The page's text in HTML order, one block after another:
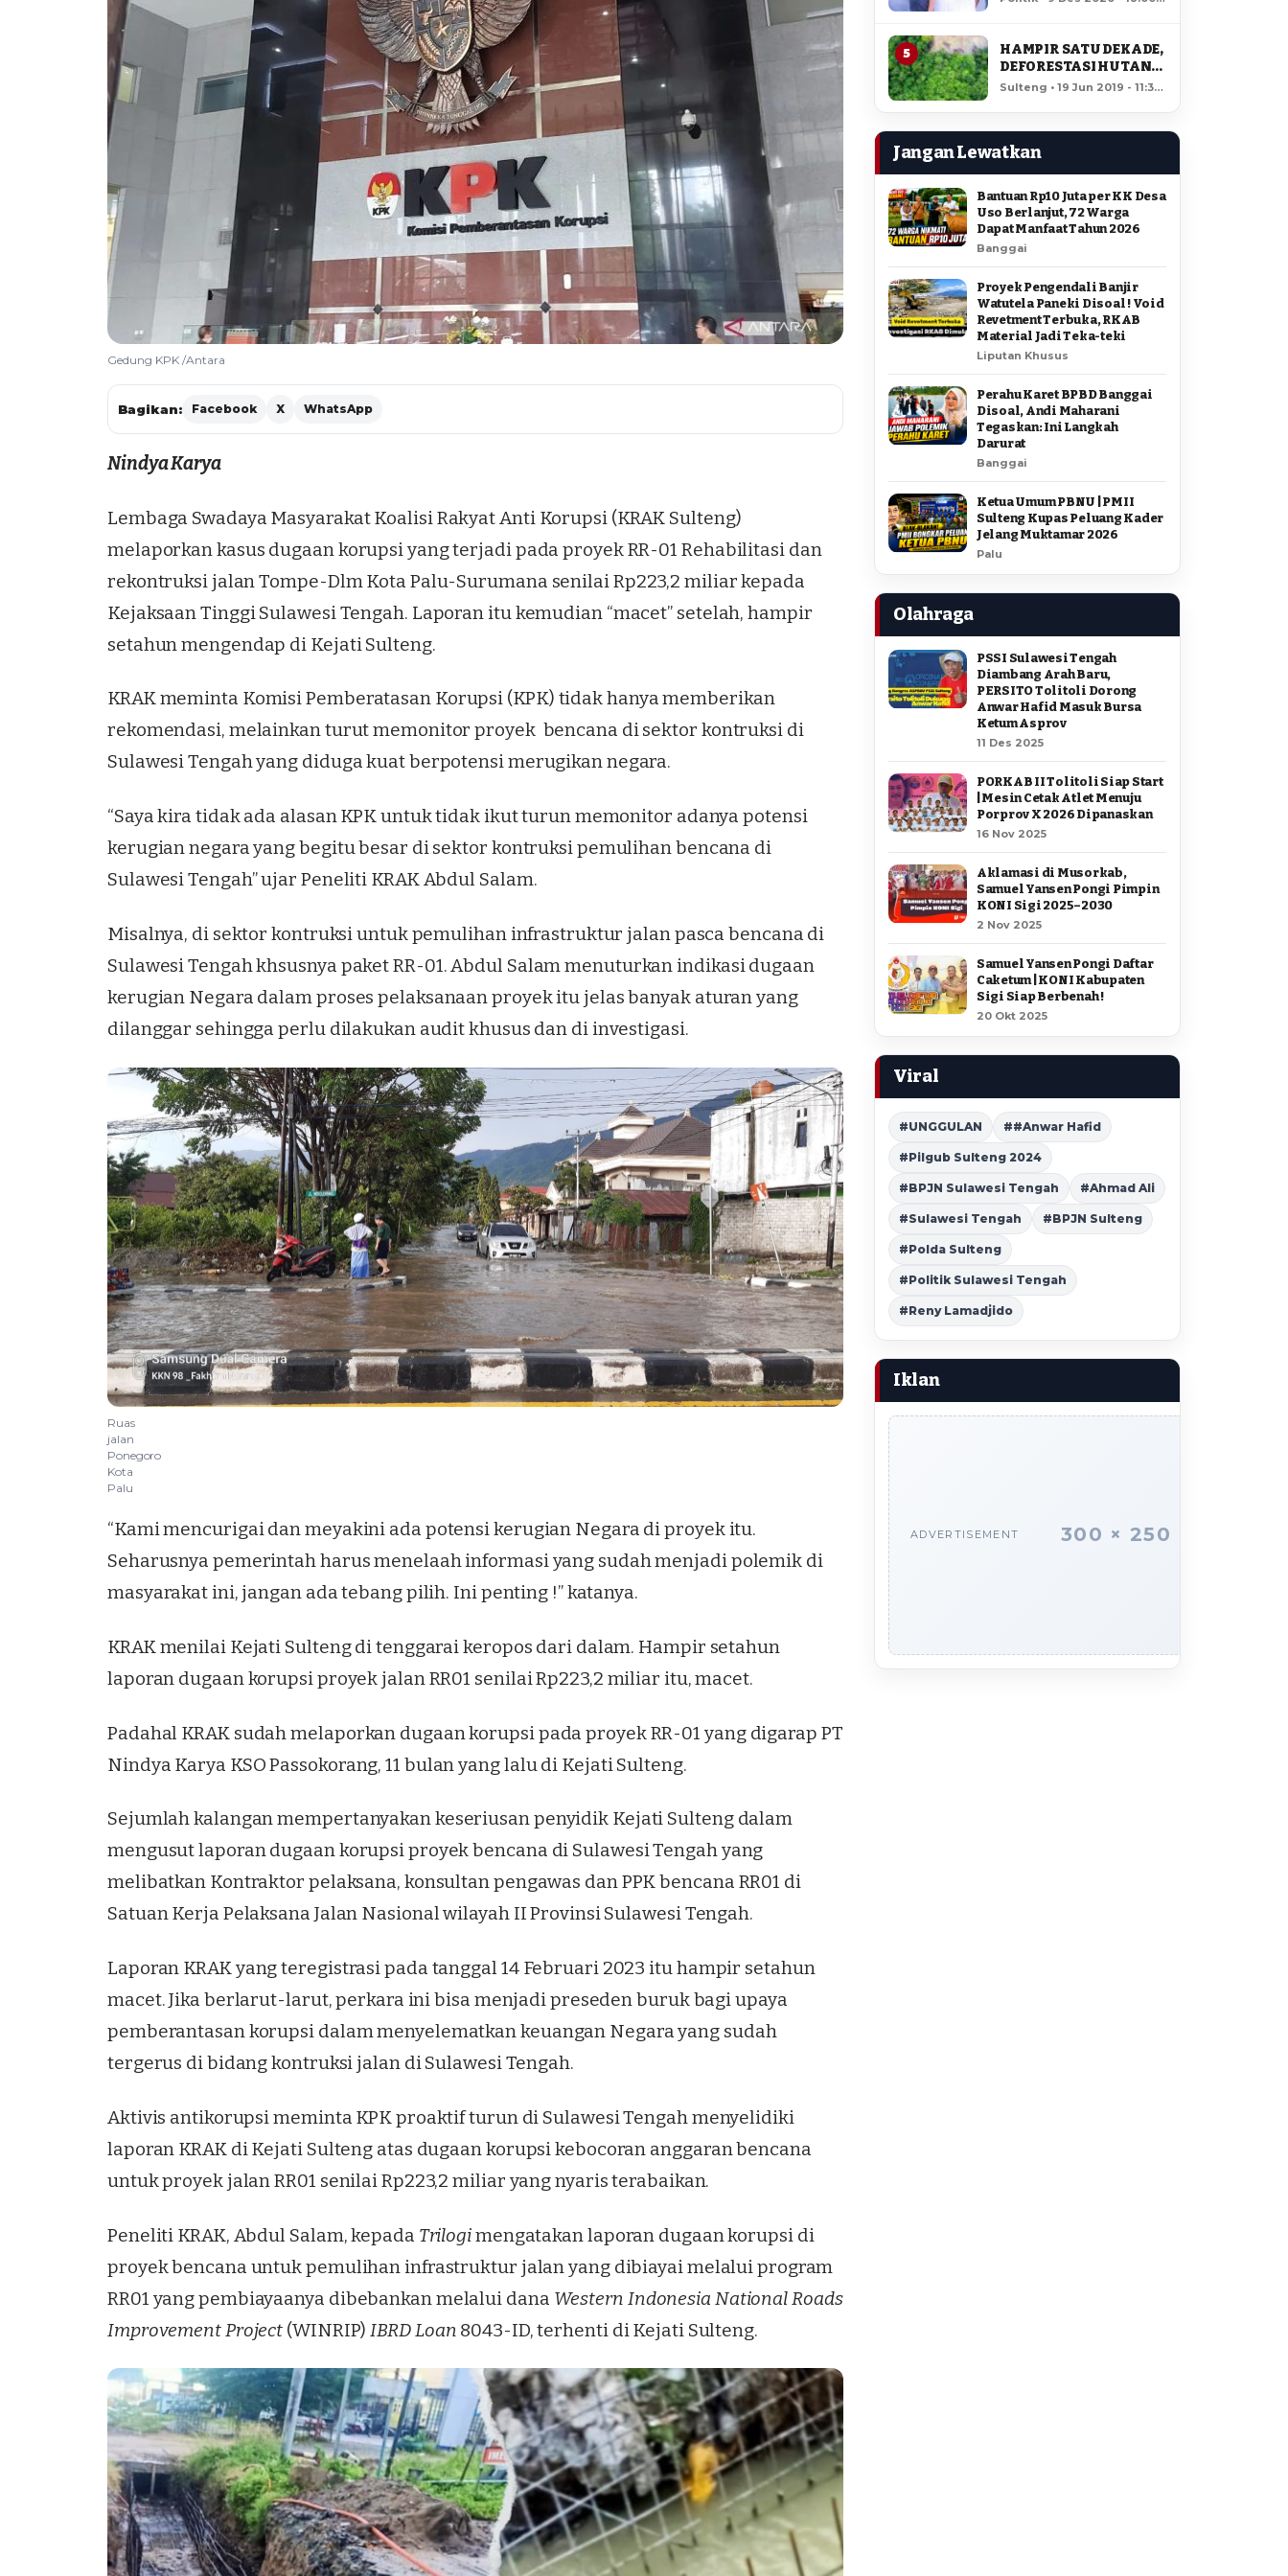
Gedung KPK /Antara
Bagikan: Facebook X WhatsApp
Nindya Karya
Lembaga Swadaya Masyarakat Koalisi Rakyat Anti Korupsi (KRAK Sulteng)
melaporkan kasus dugaan korupsi yang terjadi pada proyek RR-01Rehabilitasi dan
rekontruksi jalan Tompe-Dlm Kota Palu-Surumana senilai Rp223,2 miliar kepada
Kejaksaan Tinggi Sulawesi Tengah. Laporan itu kemudian “macet” setelah, hampir
setahun mengendap di Kejati Sulteng.
KRAK meminta Komisi Pemberatasan Korupsi (KPK) tidak hanya memberikan
rekomendasi, melainkan turut memonitor proyek bencana di sektor kontruksi di
Sulawesi Tengah yang diduga kuat berpotensi merugikan negara.
“Saya kira tidak ada alasan KPK untuk tidak ikut turun memonitor adanya potensi
kerugian negara yang begitu besar di sektor kontruksi pemulihan bencana di
Sulawesi Tengah” ujar Peneliti KRAK Abdul Salam.
Misalnya, di sektor kontruksi untuk pemulihan infrastruktur jalan pasca bencana di
Sulawesi Tengah khsusnya paket RR-01. Abdul Salam menuturkan indikasi dugaan
kerugian Negara dalam proses pelaksanaan proyek itu jelas banyak aturan yang
dilanggar sehingga perlu dilakukan audit khusus dan di investigasi.
Ruas
jalan
Ponegoro
Kota
Palu
“Kami mencurigai dan meyakini ada potensi kerugian Negara di proyek itu.
Seharusnya pemerintah harus menelaah informasi yang sudah menjadi polemik di
masyarakat ini, jangan ada tebang pilih. Ini penting !” katanya.
KRAK menilai Kejati Sulteng di tenggarai keropos dari dalam. Hampir setahun
laporan dugaan korupsi proyek jalan RR01 senilai Rp223,2 miliar itu, macet.
Padahal KRAK sudah melaporkan dugaan korupsi pada proyek RR-01 yang digarap PT
Nindya Karya KSO Passokorang, 11 bulan yang lalu di Kejati Sulteng.
Sejumlah kalangan mempertanyakan keseriusan penyidik Kejati Sulteng dalam
mengusut laporan dugaan korupsi proyek bencana di Sulawesi Tengah yang
melibatkan Kontraktor pelaksana, konsultan pengawas dan PPK bencana RR01 di
Satuan Kerja Pelaksana Jalan Nasional wilayah II Provinsi Sulawesi Tengah.
Laporan KRAK yang teregistrasi pada tanggal 14 Februari 2023 itu hampir setahun
macet. Jika berlarut-larut, perkara ini bisa menjadi preseden buruk bagi upaya
pemberantasan korupsi dalam menyelematkan keuangan Negara yang sudah
tergerus di bidang kontruksi jalan di Sulawesi Tengah.
Aktivis antikorupsi meminta KPK proaktif turun di Sulawesi Tengah menyelidiki
laporan KRAK di Kejati Sulteng atas dugaan korupsi kebocoran anggaran bencana
untuk proyek jalan RR01 senilai Rp223,2 miliar yang nyaris terabaikan.
Peneliti KRAK, Abdul Salam, kepada Trilogimengatakan laporan dugaan korupsi di
proyek bencana untuk pemulihan infrastruktur jalan yang dibiayai melalui program
RR01 yang pembiayaanya dibebankan melalui dana Western Indonesia National Roads
Improvement Project (WINRIP) IBRD Loan 8043-ID, terhenti di Kejati Sulteng.
5
HAMPIR SATU DEKADE,
DEFORESTASI HUTAN
LORE LINDU MENCAPAI
Sulteng • 19 Jun 2019 - 11:34
Jangan Lewatkan
Bantuan Rp10 Juta per KK Desa
Uso Berlanjut, 72 Warga
Dapat Manfaat Tahun 2026
Banggai
Proyek Pengendali Banjir
Watutela Paneki Disoal ! Void
Revetment Terbuka, RKAB
Material Jadi Teka-teki
Liputan Khusus
Perahu Karet BPBD Banggai
Disoal, Andi Maharani
Tegaskan: Ini Langkah
Darurat
Banggai
Ketua Umum PBNU | PMII
Sulteng Kupas Peluang Kader
Jelang Muktamar 2026
Palu
Olahraga
PSSI Sulawesi Tengah
Diambang Arah Baru,
PERSITO Tolitoli Dorong
Anwar Hafid Masuk Bursa
Ketum Asprov
11 Des 2025
PORKAB II Tolitoli Siap Start
| Mesin Cetak Atlet Menuju
Porprov X 2026 Dipanaskan
16 Nov 2025
Aklamasi di Musorkab,
Samuel Yansen Pongi Pimpin
KONI Sigi 2025–2030
2 Nov 2025
Samuel Yansen Pongi Daftar
Caketum | KONI Kabupaten
Sigi Siap Berbenah !
20 Okt 2025
Viral
#UNGGULAN ##Anwar Hafid
#Pilgub Sulteng 2024
#BPJN Sulawesi Tengah #Ahmad Ali
#Sulawesi Tengah #BPJN Sulteng
#Polda Sulteng
#Politik Sulawesi Tengah
#Reny Lamadjido
Iklan
ADVERTISEMENT 300 × 250